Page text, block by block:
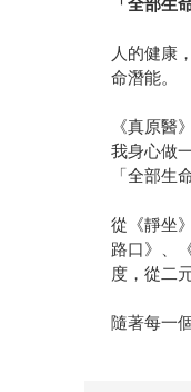
「全部生
人的健康
命潛能。
《真原醫
我身心做
「全部生
從《靜坐
路口》、
度，從二
隨著每一